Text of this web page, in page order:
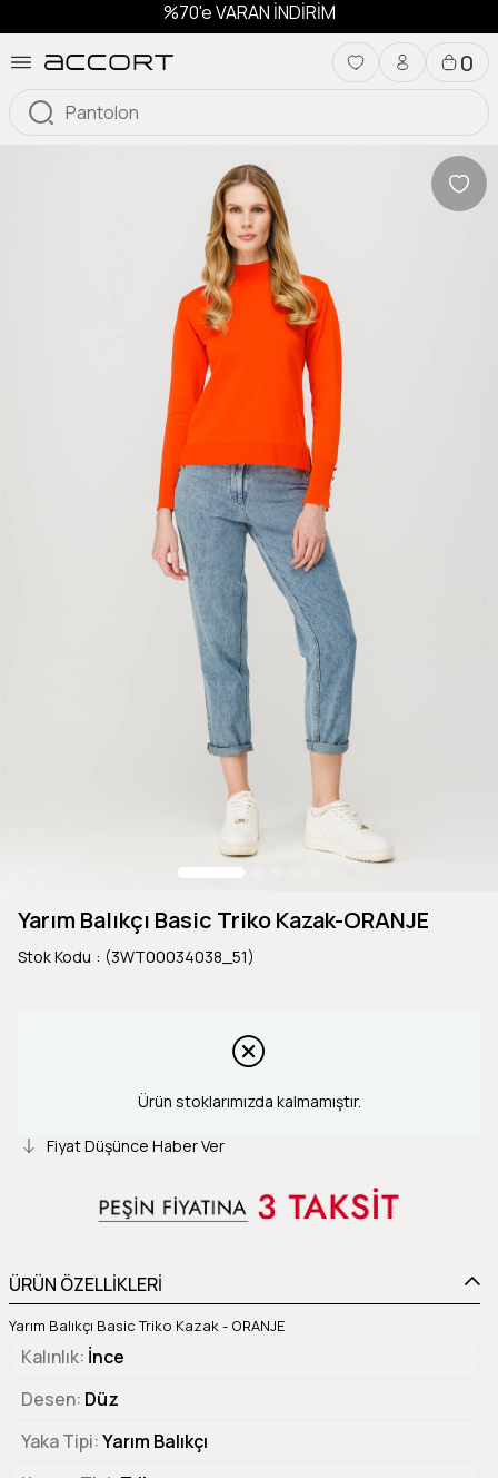
%70'e VARAN İNDİRİM
0
Yarım Balıkçı Basic Triko Kazak-ORANJE
Stok Kodu (3WT00034038_51)
Ürün stoklarımızda kalmamıştır.
Fiyat Düşünce Haber Ver
ÜRÜN ÖZELLİKLERİ
Yarım Balıkçı Basic Triko Kazak - ORANJE
Kalınlık İnce
Desen Düz
Yaka Tipi Yarım Balıkçı